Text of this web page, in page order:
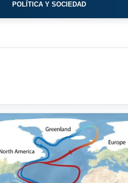
POLÍTICA Y SOCIEDAD